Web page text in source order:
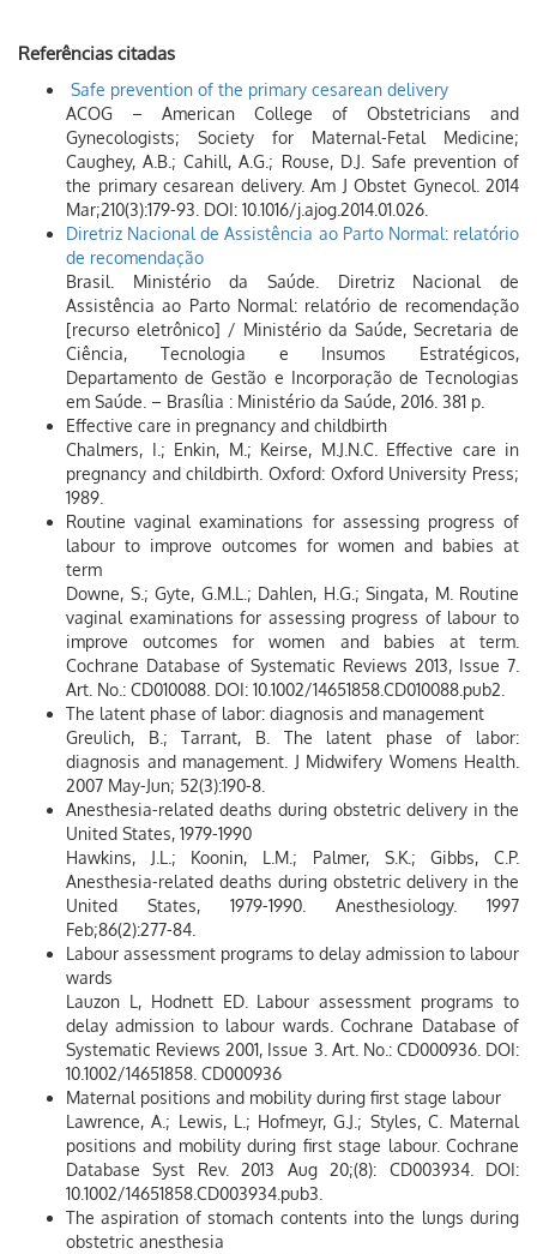
Referências citadas
Safe prevention of the primary cesarean delivery
ACOG – American College of Obstetricians and
Gynecologists; Society for Maternal-Fetal Medicine;
Caughey, A.B.; Cahill, A.G.; Rouse, D.J. Safe prevention of
the primary cesarean delivery. Am J Obstet Gynecol. 2014
Mar;210(3):179-93. DOI: 10.1016/j.ajog.2014.01.026.
Diretriz Nacional de Assistência ao Parto Normal: relatório
de recomendação
Brasil. Ministério da Saúde. Diretriz Nacional de
Assistência ao Parto Normal: relatório de recomendação
[recurso eletrônico] / Ministério da Saúde, Secretaria de
Ciência, Tecnologia e Insumos Estratégicos,
Departamento de Gestão e Incorporação de Tecnologias
em Saúde. – Brasília : Ministério da Saúde, 2016. 381 p.
Effective care in pregnancy and childbirth
Chalmers, I.; Enkin, M.; Keirse, M.J.N.C. Effective care in
pregnancy and childbirth. Oxford: Oxford University Press;
1989.
Routine vaginal examinations for assessing progress of
labour to improve outcomes for women and babies at
term
Downe, S.; Gyte, G.M.L.; Dahlen, H.G.; Singata, M. Routine
vaginal examinations for assessing progress of labour to
improve outcomes for women and babies at term.
Cochrane Database of Systematic Reviews 2013, Issue 7.
Art. No.: CD010088. DOI: 10.1002/14651858.CD010088.pub2.
The latent phase of labor: diagnosis and management
Greulich, B.; Tarrant, B. The latent phase of labor:
diagnosis and management. J Midwifery Womens Health.
2007 May-Jun; 52(3):190-8.
Anesthesia-related deaths during obstetric delivery in the
United States, 1979-1990
Hawkins, J.L.; Koonin, L.M.; Palmer, S.K.; Gibbs, C.P.
Anesthesia-related deaths during obstetric delivery in the
United States, 1979-1990. Anesthesiology. 1997
Feb;86(2):277-84.
Labour assessment programs to delay admission to labour
wards
Lauzon L, Hodnett ED. Labour assessment programs to
delay admission to labour wards. Cochrane Database of
Systematic Reviews 2001, Issue 3. Art. No.: CD000936. DOI:
10.1002/14651858. CD000936
Maternal positions and mobility during first stage labour
Lawrence, A.; Lewis, L.; Hofmeyr, G.J.; Styles, C. Maternal
positions and mobility during first stage labour. Cochrane
Database Syst Rev. 2013 Aug 20;(8): CD003934. DOI:
10.1002/14651858.CD003934.pub3.
The aspiration of stomach contents into the lungs during
obstetric anesthesia